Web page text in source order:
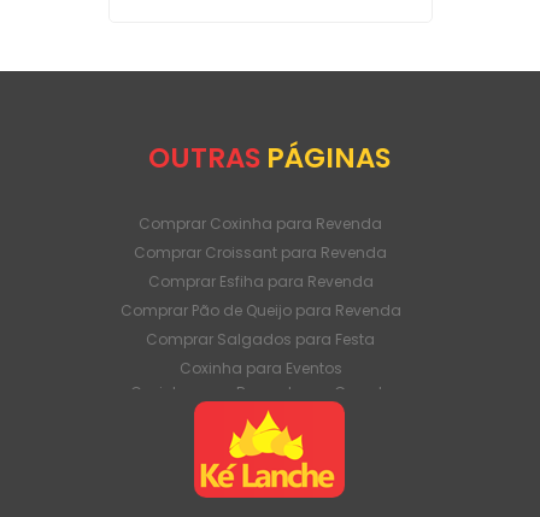
OUTRAS PÁGINAS
Comprar Coxinha para Revenda
Comprar Croissant para Revenda
Comprar Esfiha para Revenda
Comprar Pão de Queijo para Revenda
Comprar Salgados para Festa
Coxinha para Eventos
Coxinha para Revenda em Grande
Quantidade
Coxinha para Venda Direto da Fábrica
Coxinha para Venda em Atacado
Croissant para Revenda em Grande